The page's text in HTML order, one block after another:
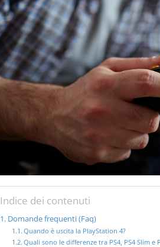
Indice dei contenuti
Domande frequenti (Faq)
Quando è uscita la PlayStation 4?
Quali sono le differenze tra PS4, PS4 Slim e